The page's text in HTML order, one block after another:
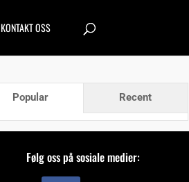
KONTAKT OSS
Popular Recent
Følg oss på sosiale medier: